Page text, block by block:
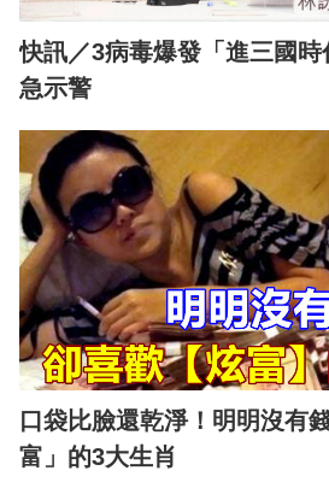
快訊／3病毒爆發「進三國
急示警
口袋比臉還乾淨！明明沒
富」的3大生肖